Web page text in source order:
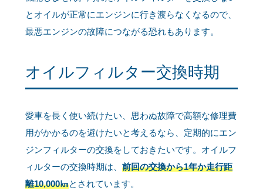
とオイルが正常にエンジンに行き渡らなくなるので、
最悪エンジンの故障につながる恐れもあります。
オイルフィルター交換時期
愛車を長く使い続けたい、思わぬ故障で高額な修理費
用がかかるのを避けたいと考えるなら、定期的にエン
ジンフィルターの交換をしておきたいです。オイルフ
ィルターの交換時期は、 前回の交換から1年か走行距
離10,000㎞とされています。